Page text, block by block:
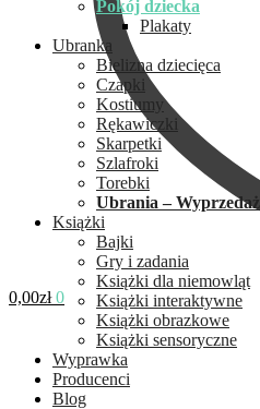
0,00zł 0
Pokój dziecka
Plakaty
Ubranka
Bielizna dziecięca
Czapki
Kostiumy
Rękawiczki
Skarpetki
Szlafroki
Torebki
Ubrania – Wyprzedaż
Książki
Bajki
Gry i zadania
Książki dla niemowląt
Książki interaktywne
Książki obrazkowe
Książki sensoryczne
Wyprawka
Producenci
Blog